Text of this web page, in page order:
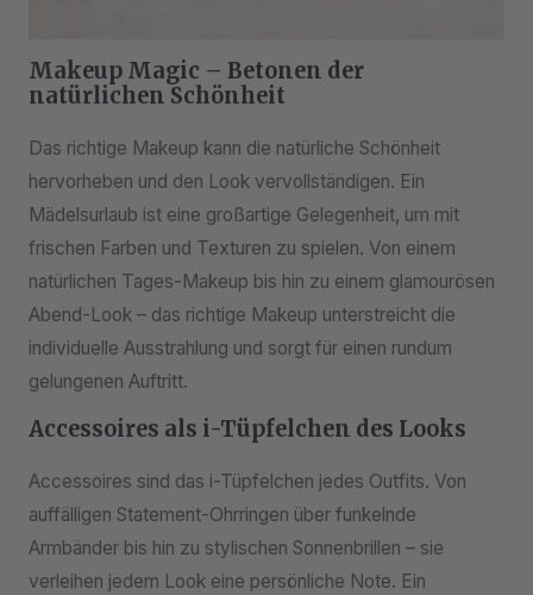
Makeup Magic – Betonen der
natürlichen Schönheit
Das richtige Makeup kann die natürliche Schönheit
hervorheben und den Look vervollständigen. Ein
Mädelsurlaub ist eine großartige Gelegenheit, um mit
frischen Farben und Texturen zu spielen. Von einem
natürlichen Tages-Makeup bis hin zu einem glamourösen
Abend-Look – das richtige Makeup unterstreicht die
individuelle Ausstrahlung und sorgt für einen rundum
gelungenen Auftritt.
Accessoires als i-Tüpfelchen des Looks
Accessoires sind das i-Tüpfelchen jedes Outfits. Von
auffälligen Statement-Ohrringen über funkelnde
Armbänder bis hin zu stylischen Sonnenbrillen – sie
verleihen jedem Look eine persönliche Note. Ein